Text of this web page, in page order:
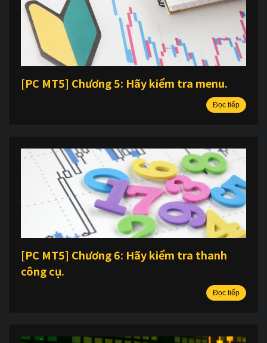
[PC MT5] Chương 5: Hãy kiểm tra menu.
Đọc tiếp
[PC MT5] Chương 6: Hãy kiểm tra thanh
công cụ.
Đọc tiếp